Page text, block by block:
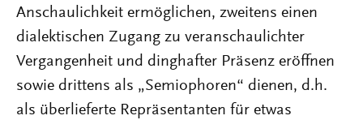
Anschaulichkeit ermöglichen, zweitens einen
dialektischen Zugang zu veranschaulichter
Vergangenheit und dinghafter Präsenz eröffnen
sowie drittens als „Semiophoren“ dienen, d.h.
als überlieferte Repräsentanten für etwas